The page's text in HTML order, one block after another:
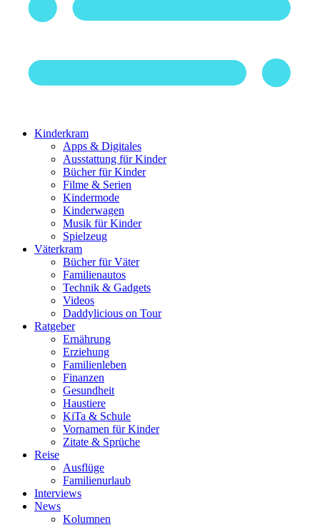
Kinderkram
Apps & Digitales
Ausstattung für Kinder
Bücher für Kinder
Filme & Serien
Kindermode
Kinderwagen
Musik für Kinder
Spielzeug
Väterkram
Bücher für Väter
Familienautos
Technik & Gadgets
Videos
Daddylicious on Tour
Ratgeber
Ernährung
Erziehung
Familienleben
Finanzen
Gesundheit
Haustiere
KiTa & Schule
Vornamen für Kinder
Zitate & Sprüche
Reise
Ausflüge
Familienurlaub
Interviews
News
Kolumnen